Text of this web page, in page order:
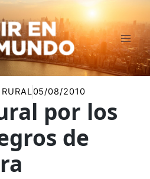
05/08/2010
por los
de